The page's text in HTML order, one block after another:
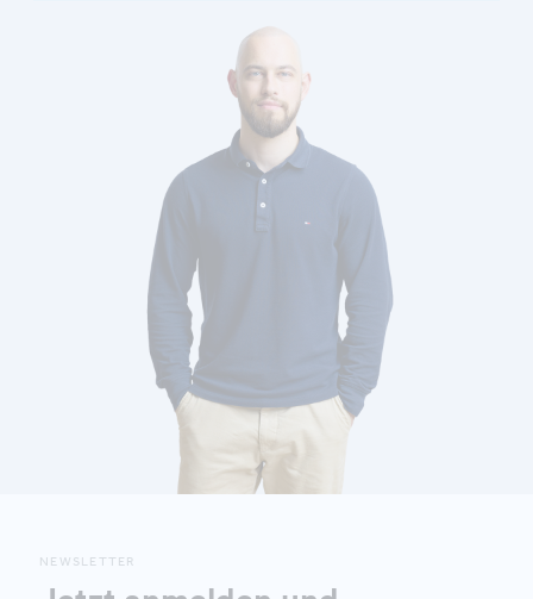
NEWSLETTER